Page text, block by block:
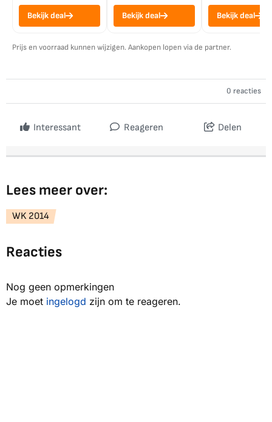
Bekijk deal Bekijk deal Bekijk deal
Prijs en voorraad kunnen wijzigen. Aankopen lopen via de partner.
0 reacties
Interessant Reageren Delen
Lees meer over:
WK 2014
Reacties
Nog geen opmerkingen
Je moet ingelogd zijn om te reageren.